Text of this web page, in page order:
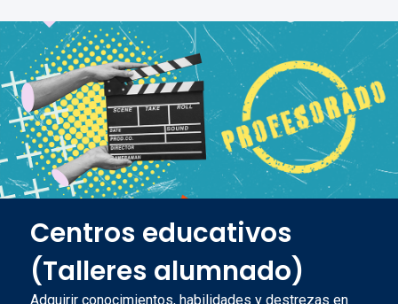
Centros educativos
(Talleres alumnado)
Adquirir conocimientos, habilidades y destrezas en